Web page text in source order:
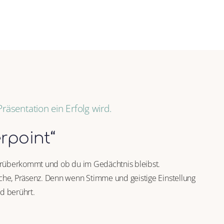
ein Erfolg wird.
und ob du im Gedächtnis bleibst.
Präsenz. Denn wenn Stimme und geistige Einstellung
berührt.